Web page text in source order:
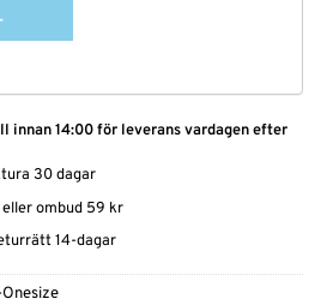
innan 14:00 för leverans vardagen efter
30 dagar
ombud 59 kr
14-dagar